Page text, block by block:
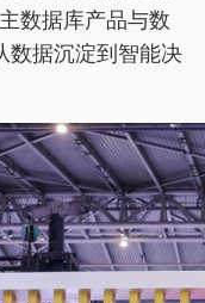
数据库产品与数
数据沉淀到智能决